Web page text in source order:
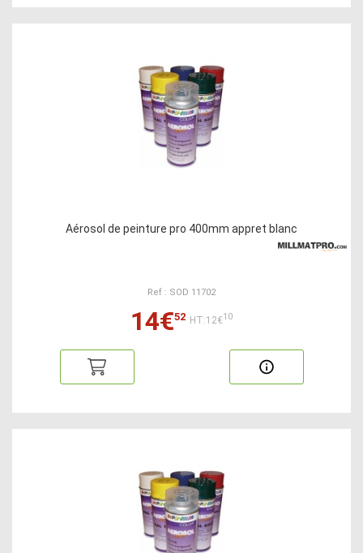
Aérosol de peinture pro 400mm appret blanc
Ref : SOD 11702
14€52 HT:12€10